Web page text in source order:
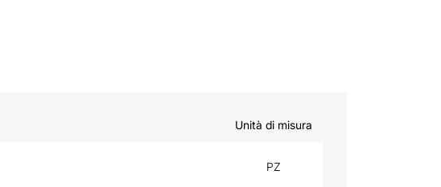
Unità di misura
PZ